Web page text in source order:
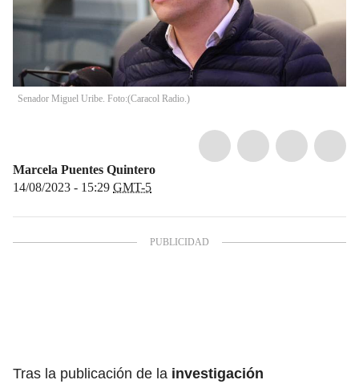
Senador Miguel Uribe. Foto:(Caracol Radio.)
Marcela Puentes Quintero
14/08/2023 - 15:29 GMT-5
Tras la publicación de la investigación